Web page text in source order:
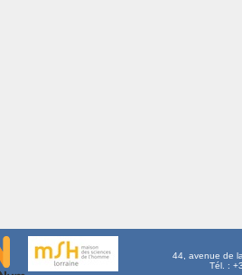
44, avenue de
Tél. :